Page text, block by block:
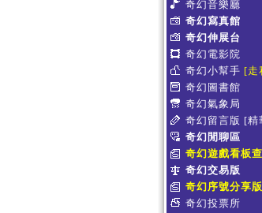
奇幻音樂廳
奇幻寫真館
奇幻伸展台
奇幻電影院
奇幻小幫手 [走
奇幻圖書館
奇幻氣象局
奇幻留言版 [精
奇幻閒聊區
奇幻遊戲看板
奇幻交易版
奇幻序號分享版
奇幻投票所